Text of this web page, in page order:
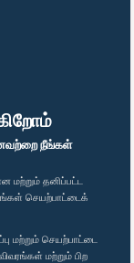
நீங்கள்
மற்றும் தனிப்பட்ட
செயற்பாட்டைக்
மற்றும் செயற்பாட்டை
மற்றும் பிற